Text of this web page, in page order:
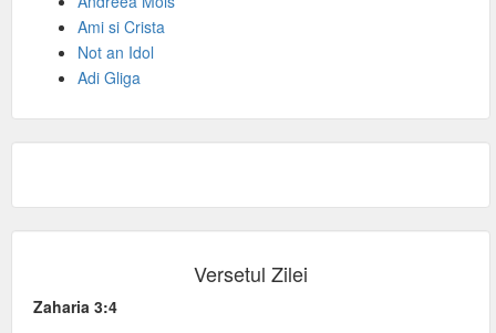
Ami si Crista
Not an Idol
Adi Gliga
Versetul Zilei
Zaharia 3:4